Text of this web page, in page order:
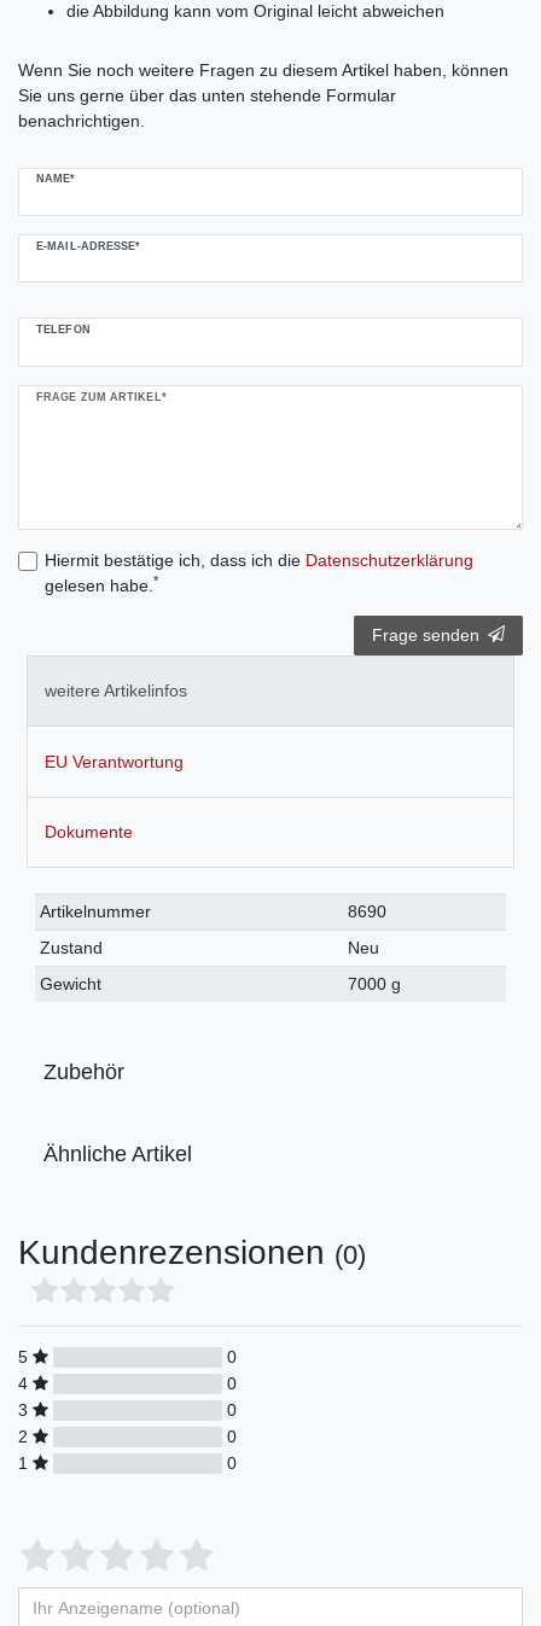
die Abbildung kann vom Original leicht abweichen
Wenn Sie noch weitere Fragen zu diesem Artikel haben, können
Sie uns gerne über das unten stehende Formular
benachrichtigen.
NAME*
E-MAIL-ADRESSE*
TELEFON
FRAGE ZUM ARTIKEL*
Hiermit bestätige ich, dass ich die Daten­schutz­erklärung
gelesen habe. *
Frage senden
weitere Artikelinfos
EU Verantwortung
Dokumente
Technisches
Merkmal
Wert
Artikelnummer
8690
Zustand
Neu
Gewicht
7000 g
Zubehör
Ähnliche Artikel
Kundenrezensionen (0)
5
0
4
0
3
0
2
0
1
0
Bewertungssterne
von
4
von
3
von
2
von
1
von